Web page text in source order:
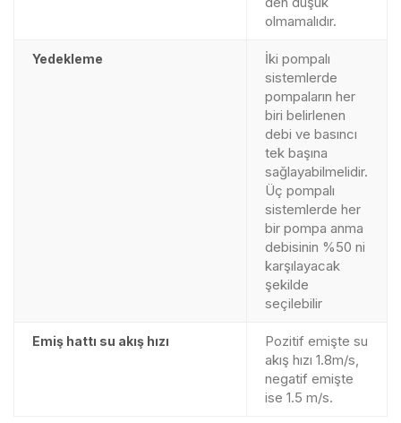
olmamalıdır.
Yedekleme
İki pompalı
sistemlerde
pompaların her
biri belirlenen
debi ve basıncı
tek başına
sağlayabilmelidir.
Üç pompalı
sistemlerde her
bir pompa anma
debisinin %50 ni
karşılayacak
şekilde
seçilebilir
Emiş hattı su akış hızı
Pozitif emişte su
akış hızı 1.8m/s,
negatif emişte
ise 1.5 m/s.